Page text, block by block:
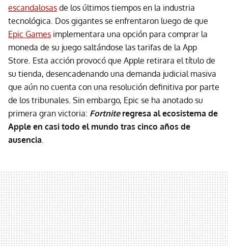
escandalosas de los últimos tiempos en la industria
tecnológica. Dos gigantes se enfrentaron luego de que
Epic Games implementara una opción para comprar la
moneda de su juego saltándose las tarifas de la App
Store. Esta acción provocó que Apple retirara el título de
su tienda, desencadenando una demanda judicial masiva
que aún no cuenta con una resolución definitiva por parte
de los tribunales. Sin embargo, Epic se ha anotado su
primera gran victoria: Fortniteregresa al ecosistema de
Apple en casi todo el mundo tras cinco años de
ausencia.